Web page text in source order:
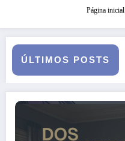
Página inicial
ÚLTIMOS POSTS
o casamento vai a julgamento